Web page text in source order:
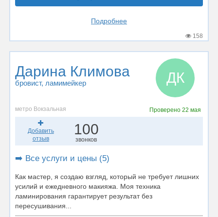
Подробнее
158
Дарина Климова
бровист, ламимейкер ДК
метро Вокзальная Проверено22 мая
Добавить
отзыв
100
звонков
➡️ Все услуги и цены (5)
Как мастер, я создаю взгляд, который не требует лишних
усилий и ежедневного макияжа. Моя техника
ламинирования гарантирует результат без
пересушивания...